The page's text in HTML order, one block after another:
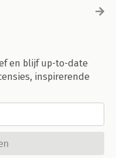
en blijf up-to-date
inspirerende